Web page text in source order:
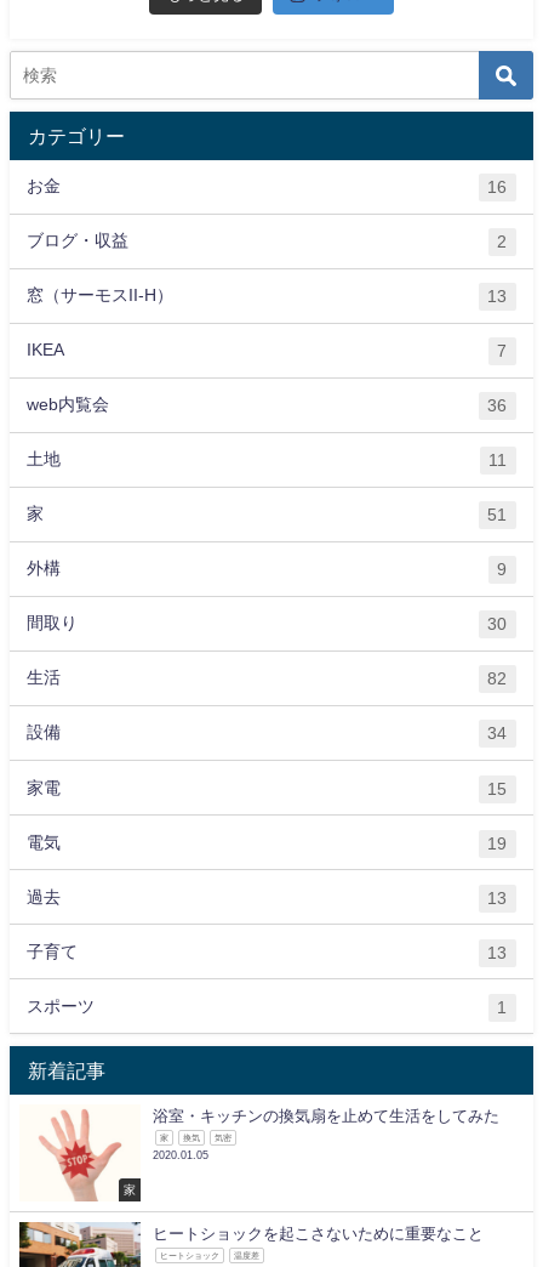
カテゴリー
お金 16
ブログ・収益 2
窓（サーモスII-H） 13
IKEA 7
web内覧会 36
土地 11
家 51
外構 9
間取り 30
生活 82
設備 34
家電 15
電気 19
過去 13
子育て 13
スポーツ 1
新着記事
家
浴室・キッチンの換気扇を止めて生活をしてみた
家 換気 気密
2020.01.05
ヒートショックを起こさないために重要なこと
ヒートショック 温度差